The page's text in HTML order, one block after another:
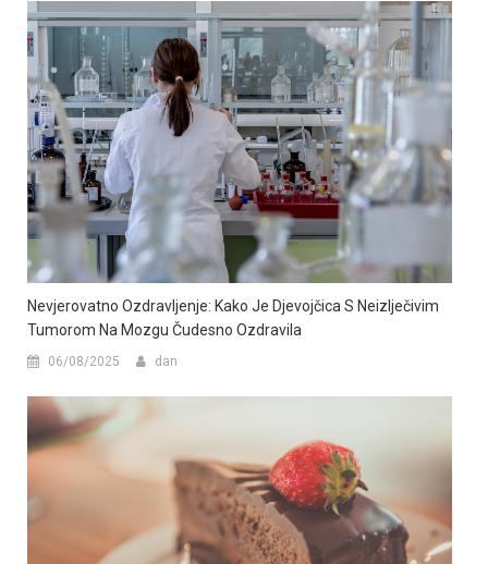
Nevjerovatno Ozdravljenje: Kako Je Djevojčica S Neizlječivim
Tumorom Na Mozgu Čudesno Ozdravila
06/08/2025 dan